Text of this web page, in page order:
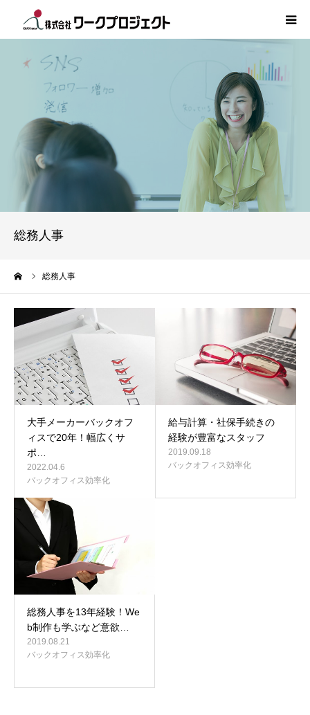
総務人事
総務人事
大手メーカーバックオフ
ィスで20年！幅広くサ
ポ…
2022.04.6
バックオフィス効率化
給与計算・社保手続きの
経験が豊富なスタッフ
2019.09.18
バックオフィス効率化
総務人事を13年経験！We
b制作も学ぶなど意欲…
2019.08.21
バックオフィス効率化
TOP
初めての方
サービス
インタビュー
お問い合わせ